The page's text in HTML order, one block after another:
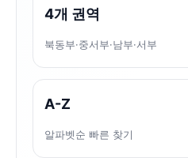
4개 권역
북동부·중서부·남부·서부
A-Z
알파벳순 빠른 찾기